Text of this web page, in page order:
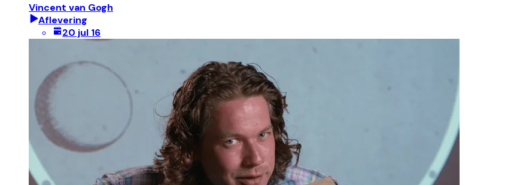
Vincent van Gogh
Aflevering
20 jul 16